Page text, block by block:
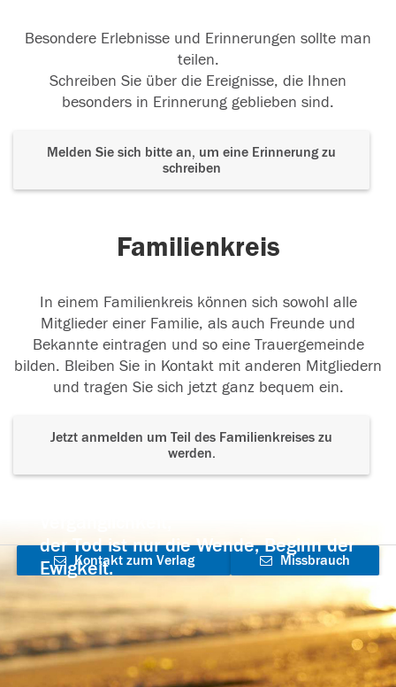
Besondere Erlebnisse und Erinnerungen sollte man
teilen.
Schreiben Sie über die Ereignisse, die Ihnen
besonders in Erinnerung geblieben sind.
Melden Sie sich bitte an, um eine Erinnerung zu
schreiben
Familienkreis
In einem Familienkreis können sich sowohl alle
Mitglieder einer Familie, als auch Freunde und
Bekannte eintragen und so eine Trauergemeinde
bilden. Bleiben Sie in Kontakt mit anderen Mitgliedern
und tragen Sie sich jetzt ganz bequem ein.
Jetzt anmelden um Teil des Familienkreises zu
werden.
der Tod ist nur die Wende, Beginn der
Ewigkeit.
Kontakt zum Verlag
aufnehmen
Missbrauch